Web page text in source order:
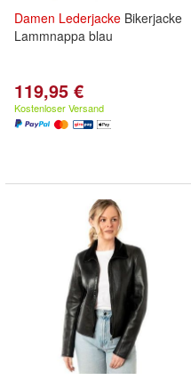
Damen Lederjacke Bikerjacke
Lammnappa blau
119,95 €
Kostenloser Versand